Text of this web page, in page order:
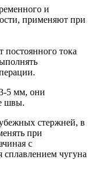
и
применяют при
тока
5 мм, они
швы.
стержней, в
при
с
сплавлением чугуна